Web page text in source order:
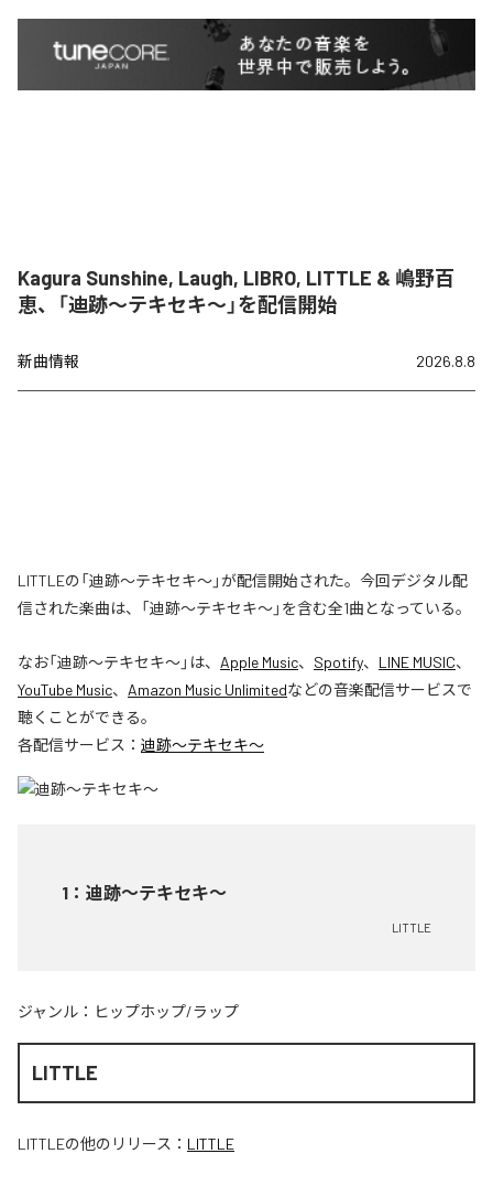
Kagura Sunshine, Laugh, LIBRO, LITTLE & 嶋野百
恵、「迪跡〜テキセキ〜」を配信開始
新曲情報 2026.8.8
LITTLEの「迪跡〜テキセキ〜」が配信開始された。今回デジタル配
信された楽曲は、「迪跡〜テキセキ〜」を含む全1曲となっている。
なお「迪跡〜テキセキ〜」は、 Apple Music、 Spotify、 LINE MUSIC、
YouTube Music、 Amazon Music Unlimitedなどの音楽配信サービスで
聴くことができる。
各配信サービス： 迪跡〜テキセキ〜
1 ： 迪跡〜テキセキ〜
LITTLE
ジャンル： ヒップホップ/ラップ
LITTLE
LITTLEの他のリリース： LITTLE